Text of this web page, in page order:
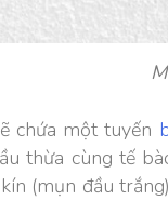
chứa một tuyến
thừa cùng tế
(mụn đầu